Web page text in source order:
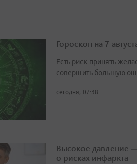
Гороскоп на 7
Есть риск принять
совершить большую
сегодня, 07:38
Высокое давление
о рисках инфаркта